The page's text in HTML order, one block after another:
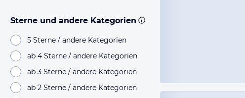
Sterne und andere Kategorien
5 Sterne / andere Kategorien
ab 4 Sterne / andere Kategorien
ab 3 Sterne / andere Kategorien
ab 2 Sterne / andere Kategorien